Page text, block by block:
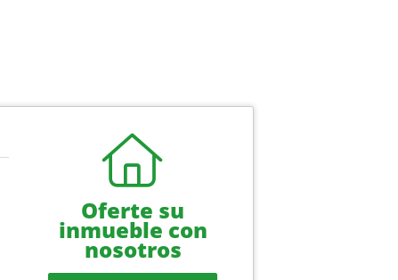
Oferte su
inmueble con
nosotros